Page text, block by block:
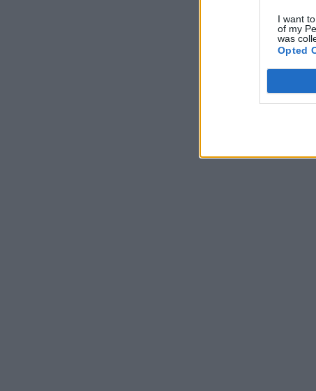
I want
of my
was
Opted